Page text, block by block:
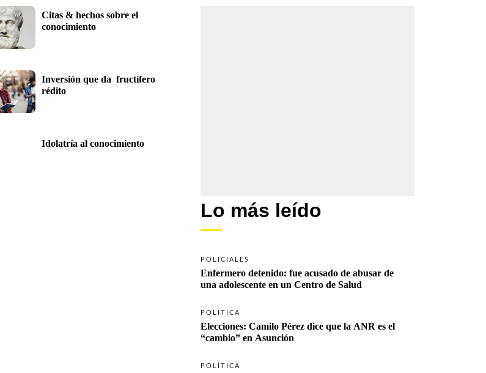
Citas & hechos sobre el
conocimiento
Inversión que da  fructífero
rédito
Idolatría al conocimiento
Lo más leído
POLICIALES
Enfermero detenido: fue acusado de abusar de
una adolescente en un Centro de Salud
POLÍTICA
Elecciones: Camilo Pérez dice que la ANR es el
POLÍTICA